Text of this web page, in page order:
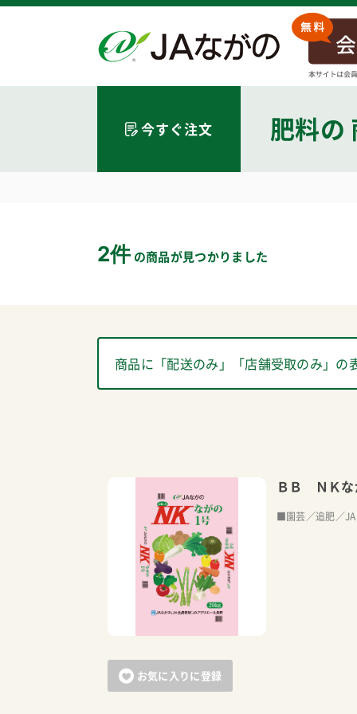
今すぐ注文 肥料の
2件 の商品が見つかりました
商品に「配送のみ」「店舗受取のみ」
お気に入りに登録
ＢＢ ＮＫ
■園芸／追肥／